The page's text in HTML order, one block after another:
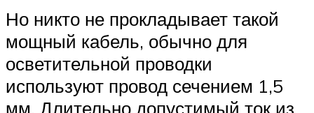
Но никто не прокладывает такой
мощный кабель, обычно для
осветительной проводки
используют провод сечением 1,5
мм. Длительно допустимый ток из